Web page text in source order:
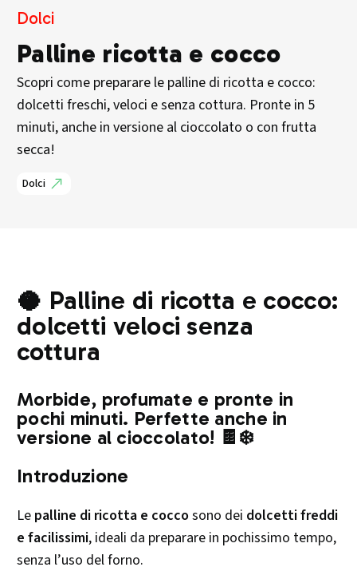
Dolci
Palline ricotta e cocco
Scopri come preparare le palline di ricotta e cocco:
dolcetti freschi, veloci e senza cottura. Pronte in 5
minuti, anche in versione al cioccolato o con frutta
secca!
Dolci
🥥 Palline di ricotta e cocco:
dolcetti veloci senza
cottura
Morbide, profumate e pronte in
pochi minuti. Perfette anche in
versione al cioccolato! 🍫❄️
Introduzione
Le palline di ricotta e cocco sono dei dolcetti freddi
e facilissimi, ideali da preparare in pochissimo tempo,
senza l’uso del forno.